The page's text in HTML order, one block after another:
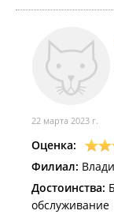
22 марта 2023 г.
Оценка:
Филиал:
Достоинства:
обслуживание